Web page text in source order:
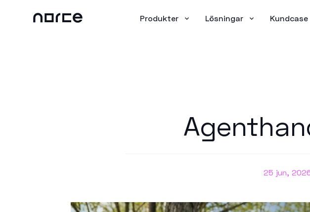
Produkter Lösningar Kundcase
25 jun,